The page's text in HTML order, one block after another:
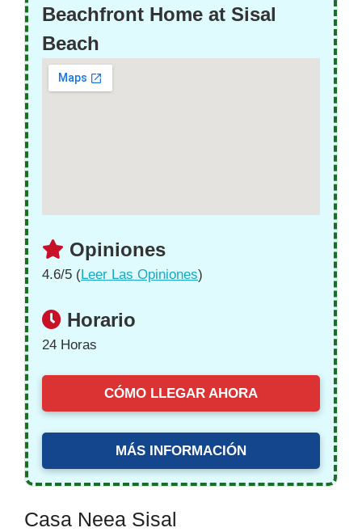
Beachfront Home at Sisal
Beach
Opiniones
4.6/5 (Leer Las Opiniones)
Horario
24 Horas
CÓMO LLEGAR AHORA
MÁS INFORMACIÓN
Casa Neea Sisal